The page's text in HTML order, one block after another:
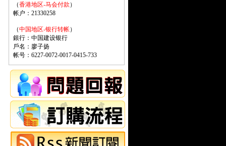
（香港地区-马会付款 ）
帐户：21330258
（中国地区-银行转帐）
銀行：中国建设银行
戶名：廖子扬
帐号：6227-0072-0017-0415-733